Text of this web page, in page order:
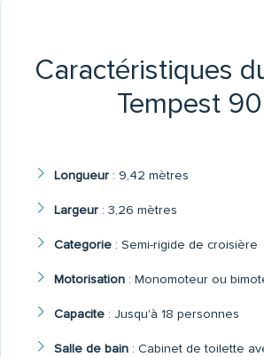
Caractéristiques
Tempest
Longueur: 9,42 mètres
Largeur: 3,26 mètres
Categorie: Semi-rigide de croisière
Motorisation: Monomoteur ou
Capacite: Jusqu'à 18 personnes
Salle de bain: Cabinet de toilette